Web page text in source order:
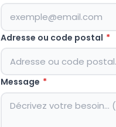
Adresse ou code postal *
Message *